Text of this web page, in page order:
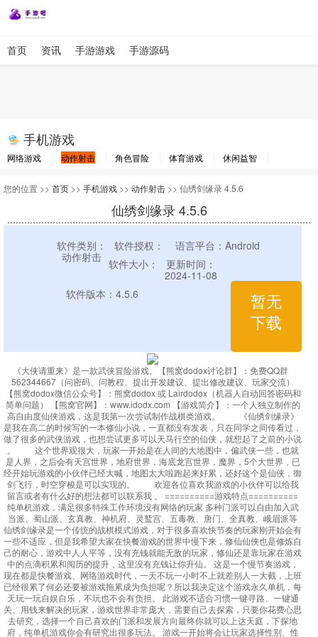
首页 资讯 手游游戏 手游源码
手机游戏
网络游戏 动作射击 角色冒险 体育游戏
休闲益智
您的位置 >> 首页 >> 手机游戏 >> 动作射击 >> 仙绣剑缘录 4.5.6
仙绣剑缘录 4.5.6
软件类别：
动作射击
软件授权：
语言平台：Android
软件大小：
更新时间：
2024-11-08
软件版本：4.5.6
暂无
下载
《大侠请重来》是一款武侠冒险游戏。【熊窝dodox讨论群】：免费QQ群
562344667（问密码、问教程、提出开发建议、提出修改建议、玩家交流）
【熊窝dodox微信公众号】：熊窝dodox 或 Lairdodox（机器人自动回答密码和
简单问题） 【熊窝官网】：www.idodx.com 【游戏简介】：一个人独立制作的
高自由度仙侠游戏，这是我第一次尝试制作战棋类游戏。 《仙绣剑缘录》
是我在高二的时候写的一本修仙小说，一直都没有发表，只在同学之间传看过，
做了很多的武侠游戏，也想尝试更多可以天马行空的仙侠，就想起了之前的小说
。 这个世界观很大，玩家一开始是在人间的大地图中，偏武侠一些，也就
是人界，之后会有天宫世界，地府世界，海底龙宫世界，魔界，5个大世界，已
经开始玩游戏的小伙伴已经大喊，地图太大啦跑起来好累，还好这个是仙侠，御
剑飞行，时空穿梭是可以实现的。 欢迎各位喜欢我游戏的小伙伴可以给我
留言或者有什么好的想法都可以联系我 。 ==========游戏特点==========
纯单机游戏，满足很多特殊工作环境没有网络的玩家 多种门派可以自由加入武
当派、蜀山派、玄真教、神机府、灵鹫宫、五毒教、唐门、全真教、峨眉派等
仙绣剑缘录是一个传统的战棋模式游戏，对于很多喜欢快节奏的玩家刚开始会有
一些不适应，但是我希望大家在快餐游戏的世界中慢下来，修仙仙侠也是修炼自
己的耐心，游戏中人人平等，没有充钱就能无敌的玩家，修仙还是靠玩家在游戏
中的点滴积累和阅历的提升，这里没有充钱让你升仙。 这是一个慢节奏游戏，
现在都是快餐游戏、网络游戏时代，一天不玩一小时不上就差别人一大截，上班
已经很累了何必还要被游戏拖累成为负担呢？所以我决定这个游戏永久单机，每
天玩一玩自娱自乐，不玩也不会有负担。 此游戏不适合习惯一键寻路、一键通
关、用钱来解决的玩家，游戏世界非常庞大，需要自己去探索，只要你花费心思
去研究，选择一个自己喜欢的门派和发展方向最终你就可以上达天庭，下探地
府，纯单机游戏你会有研究出很多玩法。 游戏一开始将会让玩家选择性别、性